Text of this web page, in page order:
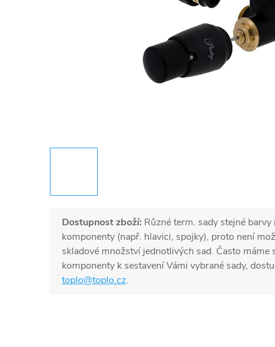
Dostupnost zboží: Různé term. sady stejné
komponenty (např. hlavici, spojky), proto není
skladové množství jednotlivých sad. Často máme
komponenty k sestavení Vámi vybrané sady,
toplo@toplo.cz.